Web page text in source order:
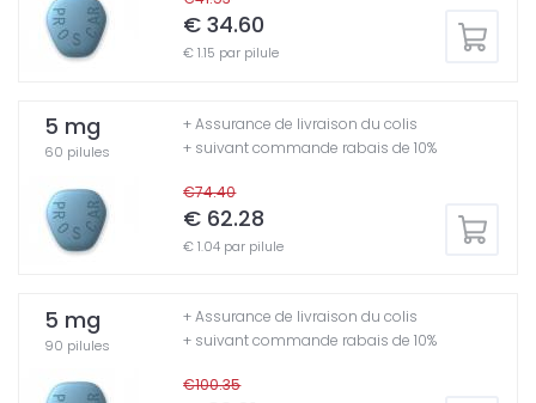
€ 34.60
€ 1.15 par pilule
5 mg
60 pilules
€74.40
€ 62.28
€ 1.04 par pilule
+ Assurance de livraison du colis
+ suivant commande rabais de 10%
5 mg
90 pilules
€100.35
+ Assurance de livraison du colis
+ suivant commande rabais de 10%